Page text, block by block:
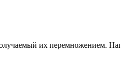
их перемножением.